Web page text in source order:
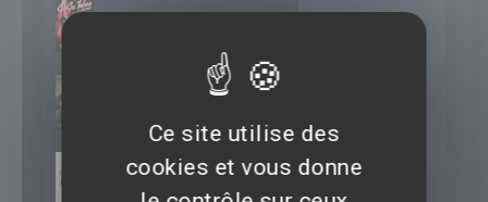
Polisse
2011 L'Amour a ses raisons...
Ce site utilise des
cookies et vous donne